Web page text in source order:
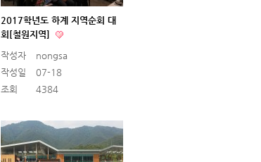
2017학년도 하계 지역순회 대
회[철원지역]
작성자
nongsa
작성일
07-18
조회
4384